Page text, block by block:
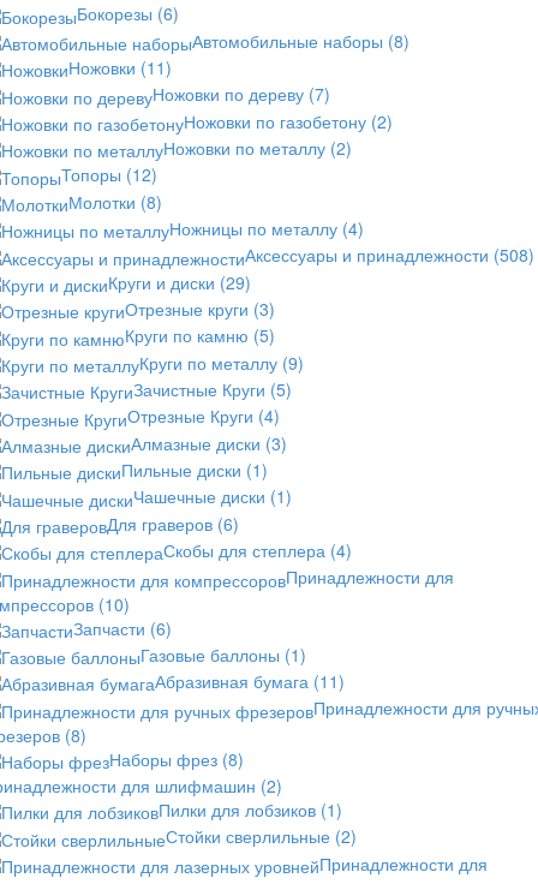
Бокорезы (6)
Автомобильные наборы (8)
Ножовки (11)
Ножовки по дереву (7)
Ножовки по газобетону (2)
Ножовки по металлу (2)
Топоры (12)
Молотки (8)
Ножницы по металлу (4)
Аксессуары и принадлежности (508)
Круги и диски (29)
Отрезные круги (3)
Круги по камню (5)
Круги по металлу (9)
Зачистные Круги (5)
Отрезные Круги (4)
Алмазные диски (3)
Пильные диски (1)
Чашечные диски (1)
Для граверов (6)
Скобы для степлера (4)
Принадлежности для
(10)
Запчасти (6)
Газовые баллоны (1)
Абразивная бумага (11)
Принадлежности для
(8)
Наборы фрез (8)
для шлифмашин (2)
Пилки для лобзиков (1)
Стойки сверлильные (2)
Принадлежности для